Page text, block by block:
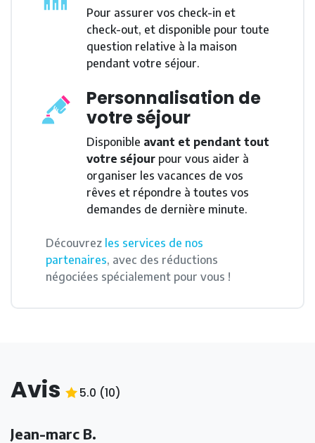
Pour assurer vos check-in et
check-out, et disponible pour toute
question relative à la maison
pendant votre séjour.
Personnalisation de
votre séjour
Disponible avant et pendant tout
votre séjour pour vous aider à
organiser les vacances de vos
rêves et répondre à toutes vos
demandes de dernière minute.
Découvrez les services de nos
partenaires, avec des réductions
négociées spécialement pour vous !
Avis 5.0 /5
5.0 (10)
Jean-marc B.